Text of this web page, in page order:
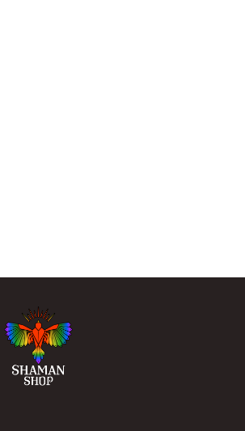
Glasperlen Ohrringe aus Pucallpa im
vereinen die präzise Kené-
Konibo mit natürlichen Samen aus dem
Rauten in leuchtendem Orange,
bilden das Herzstück, während lange
Unikat aus lebendiger indigener
ritueller Begleiter.
Amazonas. Die
Rauten und Linien verbinden in der
Ordnung, Heilgesänge (Icaros) und
Mensch, Pflanze und Geistwelt. Seit
offiziell als Kulturerbe Perus